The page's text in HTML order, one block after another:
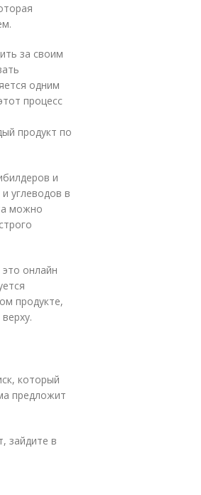
за своим
одним
процесс
продукт по
и
углеводов в
можно
онлайн
продукте,
который
предложит
зайдите в